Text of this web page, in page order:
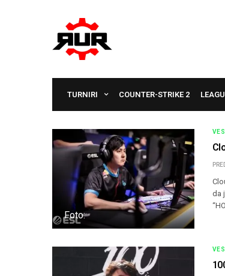
TURNIRI COUNTER-STRIKE 2
Foto:
da